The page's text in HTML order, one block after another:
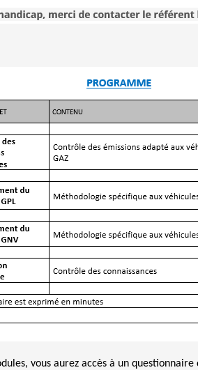
vous aurez accès à un